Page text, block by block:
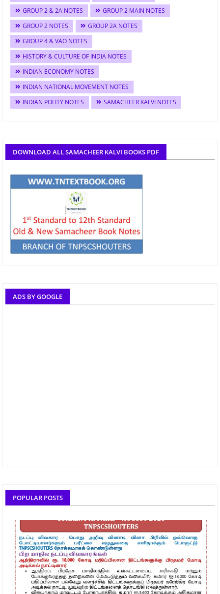
GROUP 2 & 2A NOTES
GROUP 2 MAIN NOTES
GROUP 2 NOTES
GROUP 2A NOTES
GROUP 4 & VAO NOTES
HISTORY & CULTURE OF INDIA NOTES
INDIAN ECONOMY NOTES
INDIAN NATIONAL MOVEMENT NOTES
INDIAN POLITY NOTES
SAMACHEER KALVI NOTES
DOWNLOAD ALL SAMACHEER KALVI BOOKS PDF
ADS BY GOOGLE
POPULAR POSTS